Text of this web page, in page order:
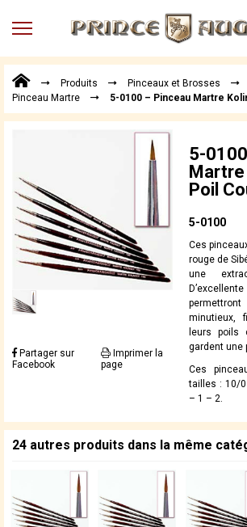
MENU
Points
de
Vente
Téléchargements
Techniques,
trucs et
astuces
Produits Pinceaux et Brosses
Pinceau Martre
5-0100 – Pinceau Martre
Partager sur
Facebook
Imprimer la
page
5-
Poil
5-0100
Ces
rouge de
une
minutieux,
leurs poils
gardent une
Ces
tailles : 10/
– 1 – 2.
24 autres produits dans la même